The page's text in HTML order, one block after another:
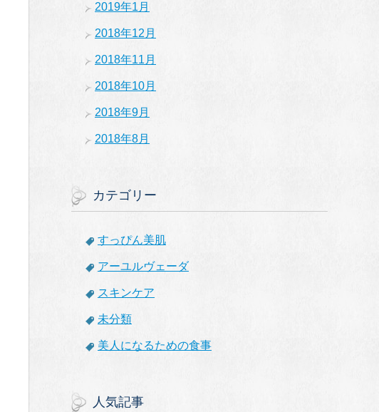
2019年1月
2018年12月
2018年11月
2018年10月
2018年9月
2018年8月
カテゴリー
すっぴん美肌
アーユルヴェーダ
スキンケア
未分類
美人になるための食事
人気記事